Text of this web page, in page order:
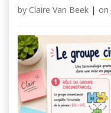
by Claire Van Beek | on